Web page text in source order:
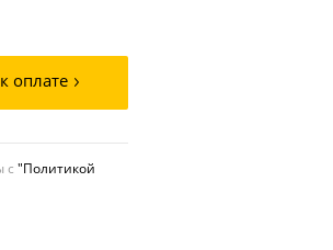
оплате
с "Политикой